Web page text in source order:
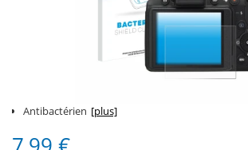
Antibactérien [plus]